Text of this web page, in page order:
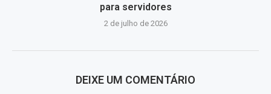
para servidores
2 de julho de 2026
DEIXE UM COMENTÁRIO